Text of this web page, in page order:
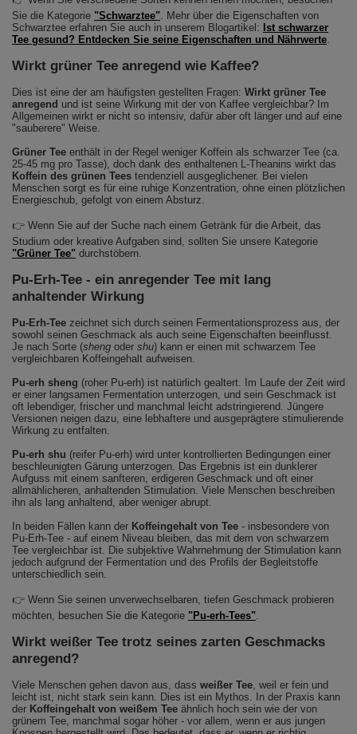
Sie die Kategorie "Schwarztee" . Mehr über die Eigenschaften von
Schwarztee erfahren Sie auch in unserem Blogartikel: Ist schwarzer
Tee gesund? Entdecken Sie seine Eigenschaften und Nährwerte
Wirkt grüner Tee anregend wie Kaffee?
Dies ist eine der am häufigsten gestellten Fragen: Wirkt grüner Tee
anregend und ist seine Wirkung mit der von Kaffee vergleichbar? Im
Allgemeinen wirkt er nicht so intensiv, dafür aber oft länger und auf eine
"sauberere" Weise.
Grüner Tee enthält in der Regel weniger Koffein als schwarzer Tee (ca.
25-45 mg pro Tasse), doch dank des enthaltenen L-Theanins wirkt das
Koffein des grünen Tees tendenziell ausgeglichener. Bei vielen
Menschen sorgt es für eine ruhige Konzentration, ohne einen plötzlichen
Energieschub, gefolgt von einem Absturz.
👉 Wenn Sie auf der Suche nach einem Getränk für die Arbeit, das
Studium oder kreative Aufgaben sind, sollten Sie unsere Kategorie
"Grüner Tee" durchstöbern.
Pu-Erh-Tee - ein anregender Tee mit lang
anhaltender Wirkung
Pu-Erh-Tee zeichnet sich durch seinen Fermentationsprozess aus, der
sowohl seinen Geschmack als auch seine Eigenschaften beeinflusst.
Je nach Sorte (sheng oder shu) kann er einen mit schwarzem Tee
vergleichbaren Koffeingehalt aufweisen.
Pu‑erh sheng (roher Pu-erh) ist natürlich gealtert. Im Laufe der Zeit wird
er einer langsamen Fermentation unterzogen, und sein Geschmack ist
oft lebendiger, frischer und manchmal leicht adstringierend. Jüngere
Versionen neigen dazu, eine lebhaftere und ausgeprägtere stimulierende
Wirkung zu entfalten.
Pu‑erh shu (reifer Pu-erh) wird unter kontrollierten Bedingungen einer
beschleunigten Gärung unterzogen. Das Ergebnis ist ein dunklerer
Aufguss mit einem sanfteren, erdigeren Geschmack und oft einer
allmählicheren, anhaltenden Stimulation. Viele Menschen beschreiben
ihn als lang anhaltend, aber weniger abrupt.
In beiden Fällen kann der Koffeingehalt von Tee - insbesondere von
Pu-Erh-Tee - auf einem Niveau bleiben, das mit dem von schwarzem
Tee vergleichbar ist. Die subjektive Wahrnehmung der Stimulation kann
jedoch aufgrund der Fermentation und des Profils der Begleitstoffe
unterschiedlich sein.
👉 Wenn Sie seinen unverwechselbaren, tiefen Geschmack probieren
möchten, besuchen Sie die Kategorie "Pu-erh-Tees"
Wirkt weißer Tee trotz seines zarten Geschmacks
anregend?
Viele Menschen gehen davon aus, dass weißer Tee , weil er fein und
leicht ist, nicht stark sein kann. Dies ist ein Mythos. In der Praxis kann
der Koffeingehalt von weißem Tee ähnlich hoch sein wie der von
grünem Tee, manchmal sogar höher - vor allem, wenn er aus jungen